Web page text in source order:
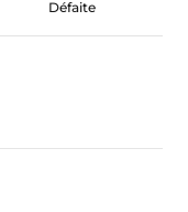
Défaite